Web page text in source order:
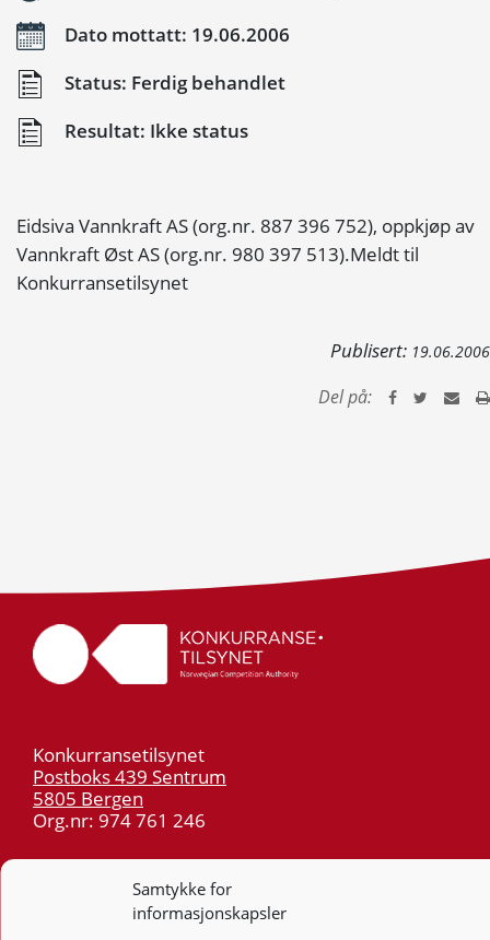
Samtykke for
informasjonskapsler
Dato mottatt: 19.06.2006
Status: Ferdig behandlet
Resultat: Ikke status
Eidsiva Vannkraft AS (org.nr. 887 396 752), oppkjøp av
Vannkraft Øst AS (org.nr. 980 397 513).Meldt til
Konkurransetilsynet
Publisert: 19.06.2006
Del på:
Konkurransetilsynet
Postboks 439 Sentrum
5805 Bergen
Org.nr: 974 761 246
55 59 75 00
post@kt.no